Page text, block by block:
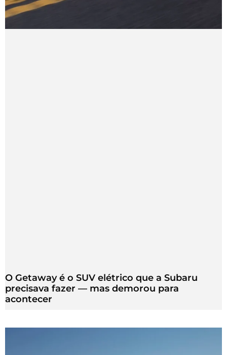
O Getaway é o SUV elétrico que a Subaru
precisava fazer — mas demorou para
acontecer